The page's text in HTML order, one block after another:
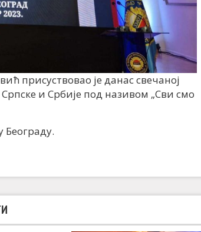
присуствовао је данас свечаној
и Србије под називом „Сви смо
Београду.